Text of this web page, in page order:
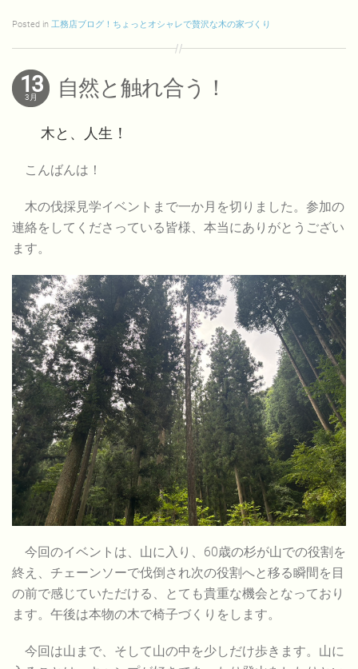
Posted in 工務店ブログ！ちょっとオシャレで贅沢な木の家づくり
13
3月 自然と触れ合う！
木と、人生 ！
こんばんは！
木の伐採見学イベントまで一か月を切りました。参加の
連絡をしてくださっている皆様、本当にありがとうござい
ます。
今回のイベントは、山に入り、60歳の杉が山での役割を
終え、チェーンソーで伐倒され次の役割へと移る瞬間を目
の前で感じていただける、とても貴重な機会となっており
ます。午後は本物の木で椅子づくりをします。
今回は山まで、そして山の中を少しだけ歩きます。山に